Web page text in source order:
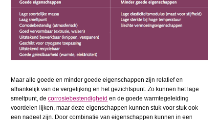
Maar alle goede en minder goede eigenschappen zijn relatief en
afhankelijk van de vergelijking en het gezichtspunt. Zo kunnen het lage
smeltpunt, decorrosiebestendigheid en de goede warmtegeleiding
voordelen lijken, maar deze eigenschappen kunnen stuk voor stuk ook
een nadeel zijn. Door combinatie van eigenschappen kunnen in een